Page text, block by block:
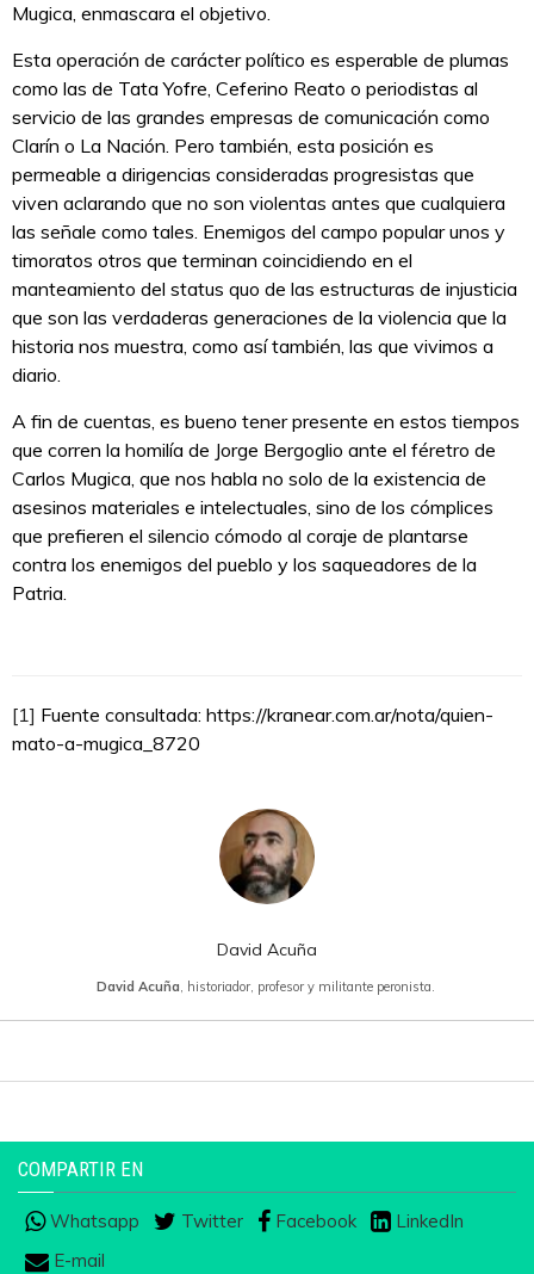
Mugica, enmascara el objetivo.
Esta operación de carácter político es esperable de plumas
como las de Tata Yofre, Ceferino Reato o periodistas al
servicio de las grandes empresas de comunicación como
Clarín o La Nación. Pero también, esta posición es
permeable a dirigencias consideradas progresistas que
viven aclarando que no son violentas antes que cualquiera
las señale como tales. Enemigos del campo popular unos y
timoratos otros que terminan coincidiendo en el
manteamiento del status quo de las estructuras de injusticia
que son las verdaderas generaciones de la violencia que la
historia nos muestra, como así también, las que vivimos a
diario.
A fin de cuentas, es bueno tener presente en estos tiempos
que corren la homilía de Jorge Bergoglio ante el féretro de
Carlos Mugica, que nos habla no solo de la existencia de
asesinos materiales e intelectuales, sino de los cómplices
que prefieren el silencio cómodo al coraje de plantarse
contra los enemigos del pueblo y los saqueadores de la
Patria.
[1] Fuente consultada: https://kranear.com.ar/nota/quien-
mato-a-mugica_8720
David Acuña
David Acuña, historiador, profesor y militante peronista.
COMPARTIR EN
Whatsapp Twitter Facebook
LinkedIn
E-mail